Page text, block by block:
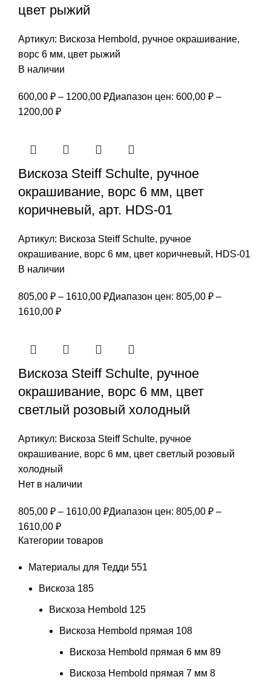
цвет рыжий
Артикул: Вискоза Hembold, ручное окрашивание,
ворс 6 мм, цвет рыжий
В наличии
600,00 ₽ – 1200,00 ₽Диапазон цен: 600,00 ₽ –
1200,00 ₽
Вискоза Steiff Schulte, ручное
окрашивание, ворс 6 мм, цвет
коричневый, арт. HDS-01
Артикул: Вискоза Steiff Schulte, ручное
окрашивание, ворс 6 мм, цвет коричневый, HDS-01
В наличии
805,00 ₽ – 1610,00 ₽Диапазон цен: 805,00 ₽ –
1610,00 ₽
Вискоза Steiff Schulte, ручное
окрашивание, ворс 6 мм, цвет
светлый розовый холодный
Артикул: Вискоза Steiff Schulte, ручное
окрашивание, ворс 6 мм, цвет светлый розовый
холодный
Нет в наличии
805,00 ₽ – 1610,00 ₽Диапазон цен: 805,00 ₽ –
1610,00 ₽
Категории товаров
Материалы для Тедди 551
Вискоза 185
Вискоза Hembold 125
Вискоза Hembold прямая 108
Вискоза Hembold прямая 6 мм 89
Вискоза Hembold прямая 7 мм 8